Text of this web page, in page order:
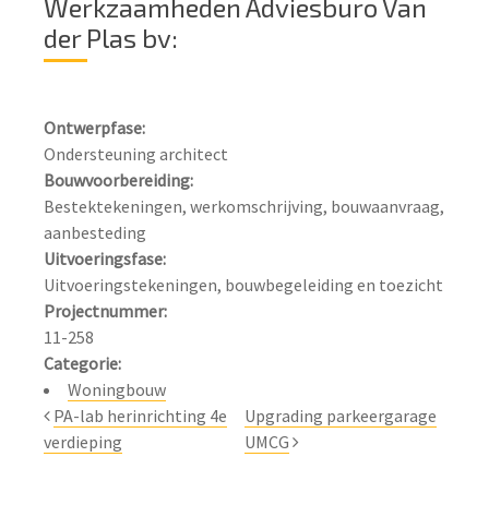
Werkzaamheden Adviesburo Van
der Plas bv:
Ontwerpfase:
Bouwvoorbereiding:
Bestektekeningen, werkomschrijving, bouwaanvraag,
Uitvoeringsfase:
Projectnummer:
Categorie:
Woningbouw
Upgrading parkeergarage
UMCG
PA-lab herinrichting 4e
verdieping